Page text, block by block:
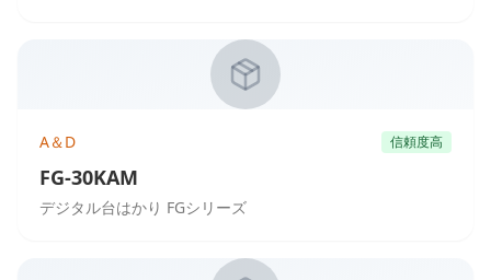
A＆D 信頼度高
FG-30KAM
デジタル台はかり FGシリーズ